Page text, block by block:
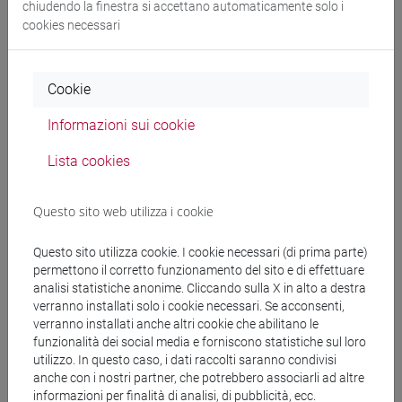
subcontinente indiano/cina/sud-est asiatico/cina
[LT027I]
Struttura generale dell'insegnamento
LINGUA CINESE 2 MOD.2
ESERCITAZIONI DI LINGUA CINESE 2
MOD.2A
ESERCITAZIONI DI LINGUA CINESE 2
MOD.2A Cognomi A-C
chiudendo la finestra si accettano automaticamente solo i
cookies necessari
Cookie
Informazioni sui cookie
Lista cookies
Questo sito web utilizza i cookie
Questo sito utilizza cookie. I cookie necessari (di prima parte)
permettono il corretto funzionamento del sito e di effettuare
analisi statistiche anonime. Cliccando sulla X in alto a destra
verranno installati solo i cookie necessari. Se acconsenti,
verranno installati anche altri cookie che abilitano le
funzionalità dei social media e forniscono statistiche sul loro
utilizzo. In questo caso, i dati raccolti saranno condivisi
anche con i nostri partner, che potrebbero associarli ad altre
informazioni per finalità di analisi, di pubblicità, ecc.